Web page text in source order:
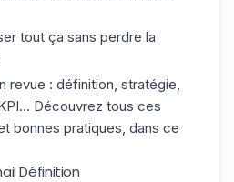
tout ça sans perdre la
revue : définition, stratégie,
Découvrez tous ces
bonnes pratiques, dans ce
Définition